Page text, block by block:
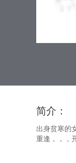
简介：
出身贫寒的女
重逢，，